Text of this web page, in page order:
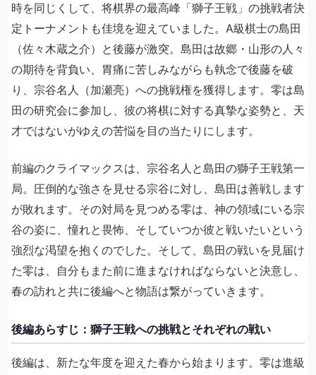
時を同じくして、将棋界の最高峰「獅子王戦」の挑戦者決
定トーナメントも佳境を迎えていました。A級棋士の島田
（佐々木蔵之介）と後藤が激突。島田は故郷・山形の人々
の期待を背負い、胃痛に苦しみながらも執念で後藤を破
り、宗谷名人（加瀬亮）への挑戦権を獲得します。零は島
田の研究会に参加し、彼の将棋に対する真摯な姿勢と、天
才ではないがゆえの苦悩を目の当たりにします。
前編のクライマックスは、宗谷名人と島田の獅子王戦第一
局。圧倒的な強さを見せる宗谷に対し、島田は善戦します
が敗れます。その対局を見つめる零は、神の領域にいる宗
谷の姿に、憧れと畏怖、そしていつか彼と戦いたいという
強烈な渇望を抱くのでした。そして、島田の戦いを見届け
た零は、自分もまた前に進まなければならないと決意し、
春の訪れと共に後編へと物語は繋がっていきます。
後編あらすじ：獅子王戦への挑戦とそれぞれの戦い
後編は、新たな年度を迎えた春から始まります。零は進級